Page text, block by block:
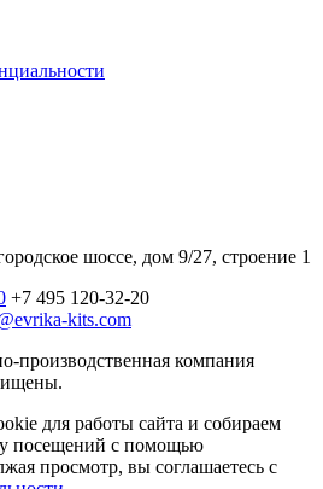
шоссе, дом 9/27, строение 1
+7 495 120-32-20
kits.com
компания
для работы сайта и собираем
посещений с помощью
просмотр, вы соглашаетесь с